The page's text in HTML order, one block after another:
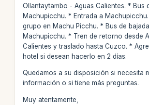
Ollantaytambo - Aguas Calientes. * Bus
Machupicchu. * Entrada a
grupo en Machu Picchu. * Bus de
Machupicchu. * Tren de retorno desde
Calientes y traslado hasta Cuzco. *
hotel si desean hacerlo en 2 días.
Quedamos a su disposición si necesita
información o si tiene más preguntas.
Muy atentamente,